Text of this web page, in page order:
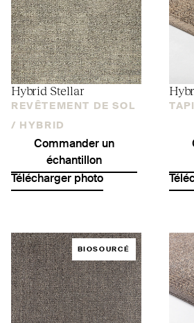
Hybrid Stellar
REVÊTEMENT DE SOL
/
HYBRID
Commander un
échantillon
Télécharger photo
BIOSOURCÉ